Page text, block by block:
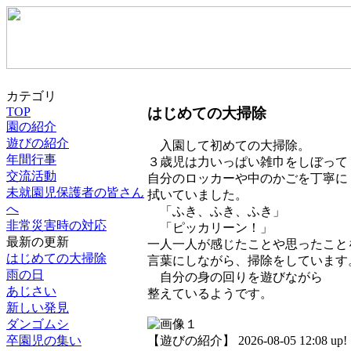
カテゴリ
TOP
園の紹介
遊びの紹介
年間行事
交流活動
未就園児保護者の皆さん
へ
非常災害時の対応
最新の更新
はじめての大掃除
雨の日
あじさい
新しい発見
ダンゴムシ
卒園児の集い
はじめての大掃除
入園して初めての大掃除。
３歳児は力いっぱい雑巾をしぼって
自分のロッカーや中のかごを丁寧に
拭いていました。
「ふき、ふき、ふき」
「ピッカリーン！」
一人一人が感じたことや思ったこと
言葉にしながら、掃除をしています
自分の身の回りを遊びながら
整えているようです。
【遊びの紹介】 2026-08-05 12:08 up!